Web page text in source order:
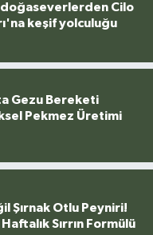
doğaseverlerden Cilo
keşif yolculuğu
Gezu Bereketi
Pekmez Üretimi
Şırnak Otlu Peyniri!
Haftalık Sırrın Formülü